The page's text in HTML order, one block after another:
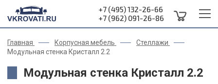
+7 (495) 132-26-66
+7 (962) 091-26-86
Главная Корпусная мебель
Стеллажи
Модульная стенка Кристалл 2.2
Модульная стенка Кристалл 2.2